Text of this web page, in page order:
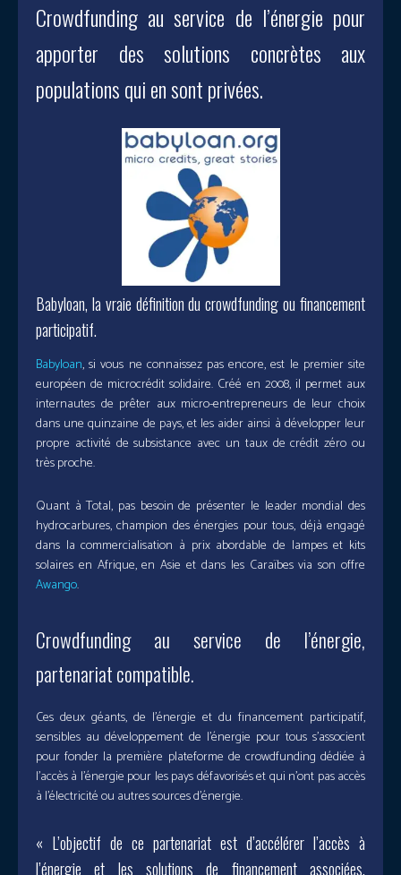
Crowdfunding au service de l’énergie pour
apporter des solutions concrètes aux
populations qui en sont privées.
Babyloan, la vraie définition du crowdfunding ou financement
participatif.
Babyloan, si vous ne connaissez pas encore, est le premier site
européen de microcrédit solidaire. Créé en 2008, il permet aux
internautes de prêter aux micro-entrepreneurs de leur choix
dans une quinzaine de pays, et les aider ainsi à développer leur
propre activité de subsistance avec un taux de crédit zéro ou
très proche.
Quant à Total, pas besoin de présenter le leader mondial des
hydrocarbures, champion des énergies pour tous, déjà engagé
dans la commercialisation à prix abordable de lampes et kits
solaires en Afrique, en Asie et dans les Caraïbes via son offre
Awango.
Crowdfunding au service de l’énergie,
partenariat compatible.
Ces deux géants, de l’énergie et du financement participatif,
sensibles au développement de l’énergie pour tous s’associent
pour fonder la première plateforme de crowdfunding dédiée à
l’accès à l’énergie pour les pays défavorisés et qui n’ont pas accès
à l’électricité ou autres sources d’énergie.
« L’objectif de ce partenariat est d’accélérer l’accès à
l’énergie et les solutions de financement associées,